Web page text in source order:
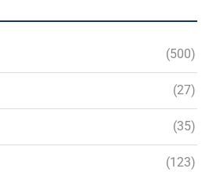
(500)
(27)
(35)
(123)